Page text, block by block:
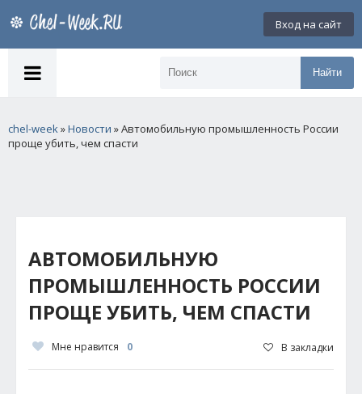
Вход на сайт
Найти
chel-week»Новости » Автомобильную промышленность России
проще убить, чем спасти
АВТОМОБИЛЬНУЮ
ПРОМЫШЛЕННОСТЬ РОССИИ
ПРОЩЕ УБИТЬ, ЧЕМ СПАСТИ
Мне нравится 0 В закладки